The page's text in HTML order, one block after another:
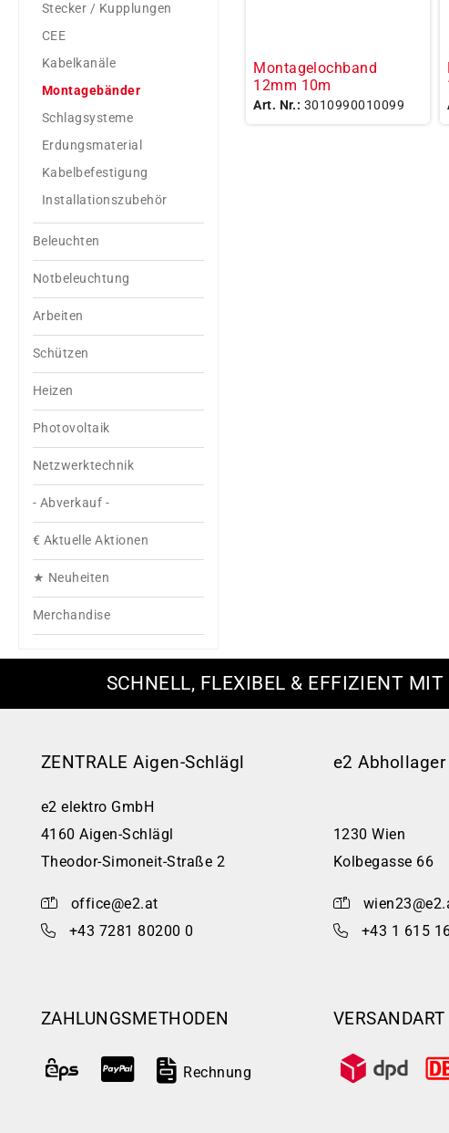
Stecker / Kupplungen
CEE
Kabelkanäle
Montagebänder
Schlagsysteme
Erdungsmaterial
Kabelbefestigung
Installationszubehör
Beleuchten
Notbeleuchtung
Arbeiten
Schützen
Heizen
Photovoltaik
Netzwerktechnik
- Abverkauf -
€ Aktuelle Aktionen
★ Neuheiten
Merchandise
Montagelochband
12mm 10m
Art. Nr.: 3010990010099
SCHNELL, FLEXIBEL & EFFIZIENT MIT
ZENTRALE Aigen-Schlägl
e2 elektro GmbH
4160 Aigen-Schlägl
Theodor-Simoneit-Straße 2
office@e2.at
+43 7281 80200 0
e2 Abhollager
1230 Wien
Kolbegasse 66
+43 1 615
ZAHLUNGSMETHODEN
Rechnung
VERSANDART